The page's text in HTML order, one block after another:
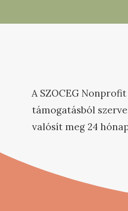
A SZOCEG
támogatásból
valósít meg 24